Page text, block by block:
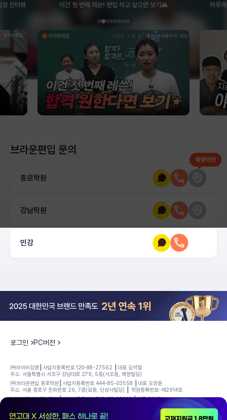
하루에 시험 최대 몇 개?😉 하반기 편입 주의할 점은?
편입 슬
브라운편입 문의
종로학원
강남학원
인강
로그인 PC버전
㈜아이비김영┃사업자등록번호 120-88-27562 ┃대표 김석철
주소: 서울특별시 서초구 강남대로 279, 5층(서초동, 백향빌딩)
㈜브라운편입 종로학원┃사업자등록번호 444-85-03558 ┃대표 오창훈
주소: 서울 종로구 돈화문로 26, 7층(묘동, 단성사빌딩) ┃ 학원등록번호-제2914호
㈜브라운편입 강남학원┃사업자등록번호 743-85-02913 ┃대표 오창훈
주소: 서울 강남구 테헤란로4길 28, 9층(역삼동, 송민빌딩) ┃ 학원등록번호-제14603호
통신판매신고번호: 제 2020-서울서초-3437호 ┃ 대표변호 1555-5519 ┃ 호스팅제공자 :